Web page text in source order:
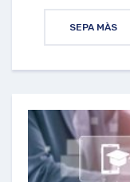
SEPA MÀS